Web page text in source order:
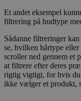
Et andet eksempel
filtrering på hudtype
Sådanne filtreringer
se, hvilken hårtype
scroller ned gennem et
at filtrere efter deres
rigtig vigtigt, for hvis du
ikke vælger et produkt,